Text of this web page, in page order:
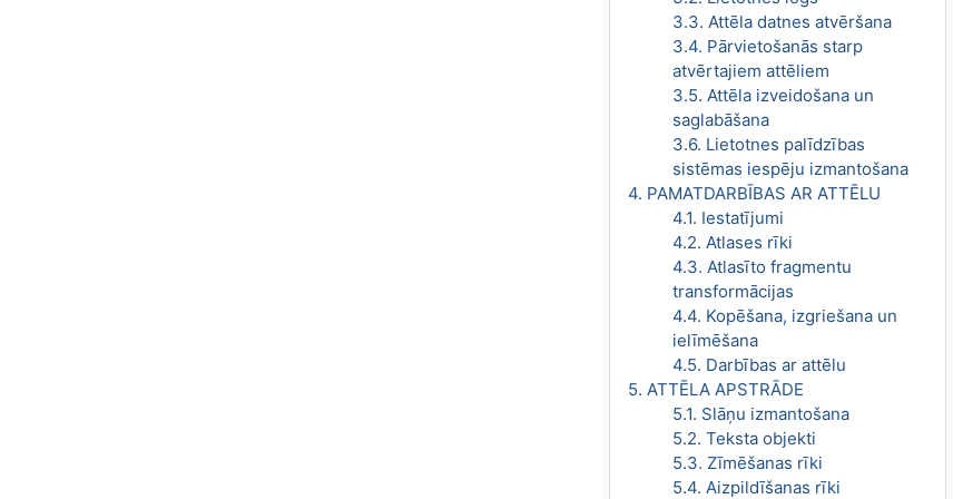
3.3. Attēla datnes atvēršana
3.4. Pārvietošanās starp
atvērtajiem attēliem
3.5. Attēla izveidošana un
saglabāšana
3.6. Lietotnes palīdzības
sistēmas iespēju izmantošana
4. PAMATDARBĪBAS AR ATTĒLU
4.1. Iestatījumi
4.2. Atlases rīki
4.3. Atlasīto fragmentu
transformācijas
4.4. Kopēšana, izgriešana un
ielīmēšana
4.5. Darbības ar attēlu
5. ATTĒLA APSTRĀDE
5.1. Slāņu izmantošana
5.2. Teksta objekti
5.3. Zīmēšanas rīki
5.4. Aizpildīšanas rīki